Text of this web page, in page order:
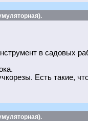
в садовых
Есть такие,